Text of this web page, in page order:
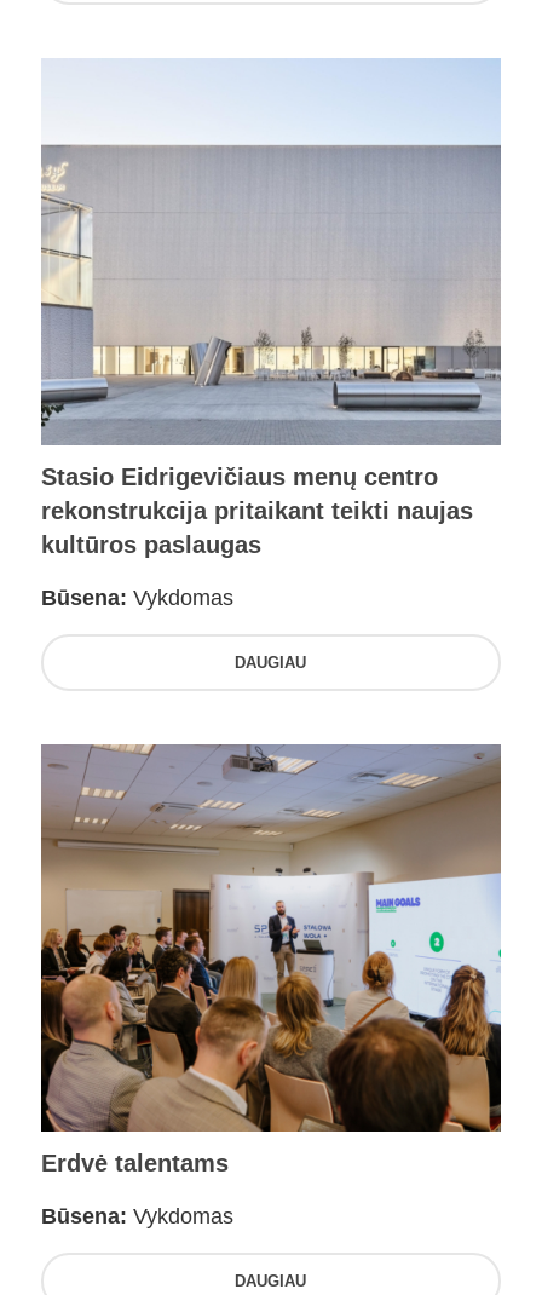
Stasio Eidrigevičiaus menų centro
rekonstrukcija pritaikant teikti naujas
kultūros paslaugas
Būsena: Vykdomas
DAUGIAU
Erdvė talentams
Būsena: Vykdomas
DAUGIAU